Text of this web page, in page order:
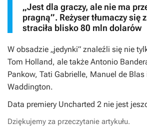
„Jest dla graczy, ale nie ma
pragną”. Reżyser tłumaczy się
straciła blisko 80 mln dolarów
W obsadzie „jedynki” znaleźli się nie
Tom Holland, ale także Antonio
Pankow, Tati Gabrielle, Manuel de Blas
Waddington.
Data premiery Uncharted 2 nie jest
Dziękujemy za przeczytanie artykułu.